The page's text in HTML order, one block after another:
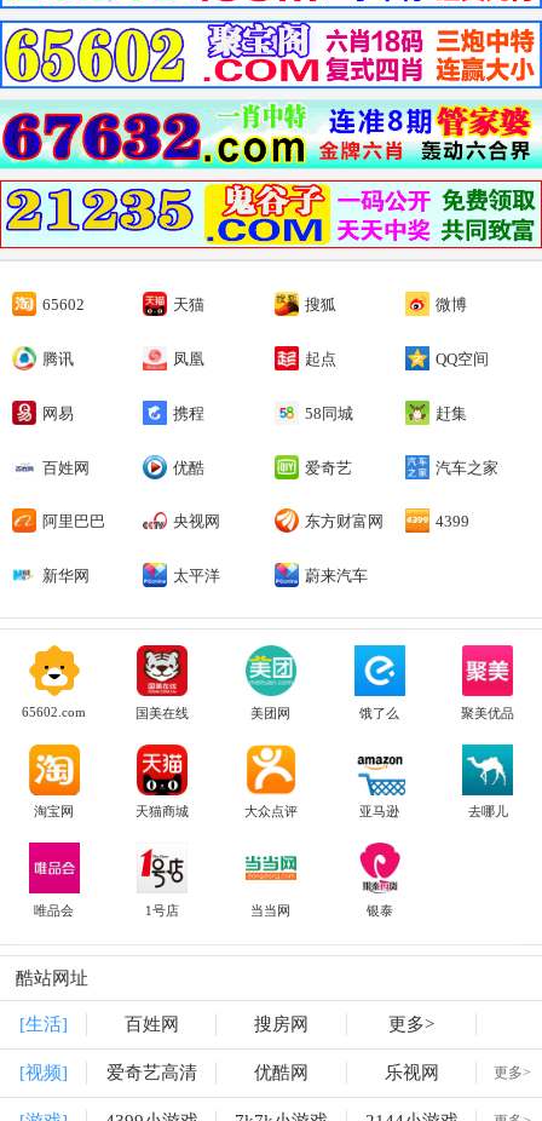
65602 天猫 搜狐 微博
腾讯 凤凰 起点 QQ空间
网易 携程 58同城 赶集
百姓网 优酷 爱奇艺 汽车之家
阿里巴巴 央视网 东方财富网 4399
新华网 太平洋 蔚来汽车
65602.com 国美在线 美团网 饿了么 聚美优品
淘宝网 天猫商城 大众点评 亚马逊 去哪儿
唯品会 1号店 当当网 银泰
酷站网址
[生活] 百姓网 搜房网 更多>
[视频] 爱奇艺高清 优酷网 乐视网 更多>